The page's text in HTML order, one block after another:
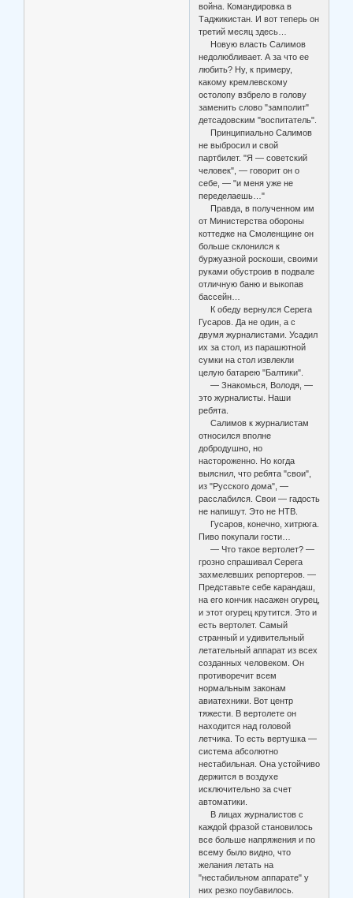
война. Командировка в
Таджикистан. И вот теперь он
третий месяц здесь…
Новую власть Салимов
недолюбливает. А за что ее
любить? Ну, к примеру,
какому кремлевскому
остолопу взбрело в голову
заменить слово "замполит"
детсадовским "воспитатель".
Принципиально Салимов
не выбросил и свой
партбилет. "Я — советский
человек", — говорит он о
себе, — "и меня уже не
переделаешь…"
Правда, в полученном им
от Министерства обороны
коттедже на Смоленщине он
больше склонился к
буржуазной роскоши, своими
руками обустроив в подвале
отличную баню и выкопав
бассейн…
К обеду вернулся Серега
Гусаров. Да не один, а с
двумя журналистами. Усадил
их за стол, из парашютной
сумки на стол извлекли
целую батарею "Балтики".
— Знакомься, Володя, —
это журналисты. Наши
ребята.
Салимов к журналистам
относился вполне
добродушно, но
настороженно. Но когда
выяснил, что ребята "свои",
из "Русского дома", —
расслабился. Свои — гадость
не напишут. Это не НТВ.
Гусаров, конечно, хитрюга.
Пиво покупали гости…
— Что такое вертолет? —
грозно спрашивал Серега
захмелевших репортеров. —
Представьте себе карандаш,
на его кончик насажен огурец,
и этот огурец крутится. Это и
есть вертолет. Самый
странный и удивительный
летательный аппарат из всех
созданных человеком. Он
противоречит всем
нормальным законам
авиатехники. Вот центр
тяжести. В вертолете он
находится над головой
летчика. То есть вертушка —
система абсолютно
нестабильная. Она устойчиво
держится в воздухе
исключительно за счет
автоматики.
В лицах журналистов с
каждой фразой становилось
все больше напряжения и по
всему было видно, что
желания летать на
"нестабильном аппарате" у
них резко поубавилось.